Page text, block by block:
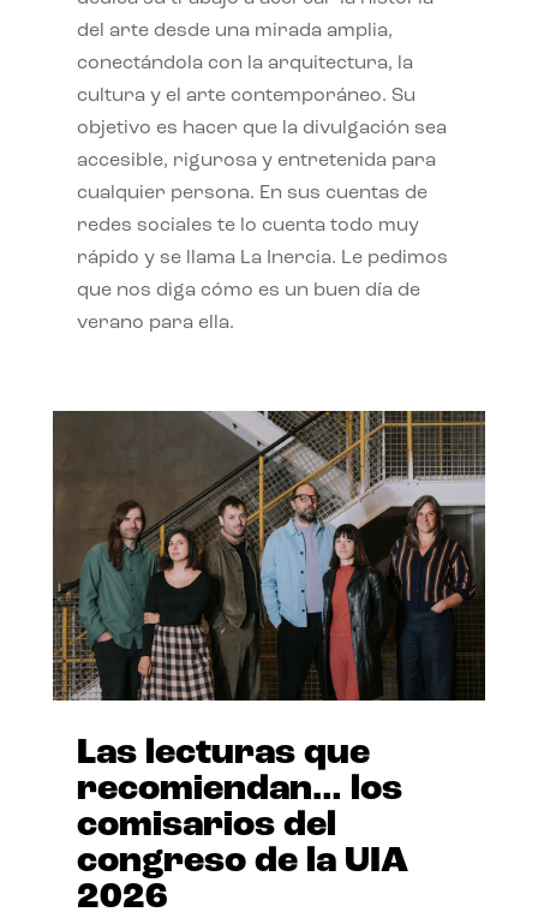
del arte desde una mirada amplia,
conectándola con la arquitectura, la
cultura y el arte contemporáneo. Su
objetivo es hacer que la divulgación sea
accesible, rigurosa y entretenida para
cualquier persona. En sus cuentas de
redes sociales te lo cuenta todo muy
rápido y se llama La Inercia. Le pedimos
que nos diga cómo es un buen día de
verano para ella.
Las lecturas que
recomiendan… los
comisarios del
congreso de la UIA
2026